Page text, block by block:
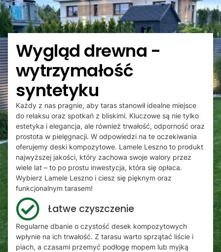
Wygląd drewna -
wytrzymałość
syntetyku
Każdy z nas pragnie, aby taras stanowił idealne miejsce
do relaksu oraz spotkań z bliskimi. Kluczowe są nie tylko
estetyka i elegancja, ale również trwałość, odporność oraz
prostota w pielęgnacji. W odpowiedzi na te oczekiwania
oferujemy deski kompozytowe. Lamele Leszno to produkt
najwyższej jakości, który zachowa swoje walory przez
wiele lat – to po prostu inwestycja, która się opłaca.
Wybierz Lamele Leszno i ciesz się pięknym oraz
funkcjonalnym tarasem!
Łatwe czyszczenie
Regularne dbanie o czystość desek kompozytowych
wpłynie na ich trwałość. Z tarasu warto sprzątać liście i
piach, a czasami przemyć podłogę mopem lub myjką